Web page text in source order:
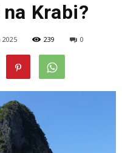
Krabi?
239 0